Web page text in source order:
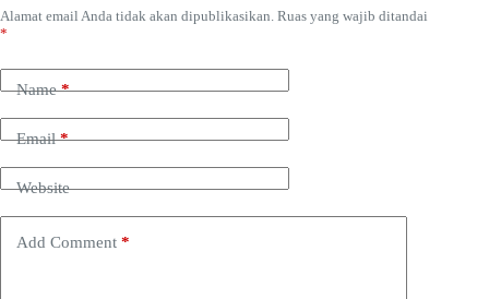
Alamat email Anda tidak akan dipublikasikan. Ruas yang wajib ditandai
*
Name*
Email*
Website
Add Comment *